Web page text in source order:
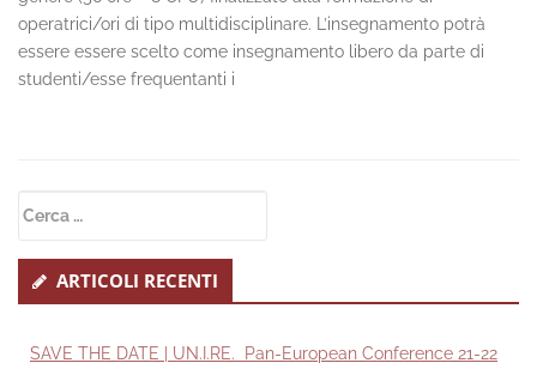
operatrici/ori di tipo multidisciplinare. L’insegnamento potrà
essere essere scelto come insegnamento libero da parte di
studenti/esse frequentanti i
Sidebar
ARTICOLI RECENTI
SAVE THE DATE | UN.I.RE. Pan-European Conference 21-22